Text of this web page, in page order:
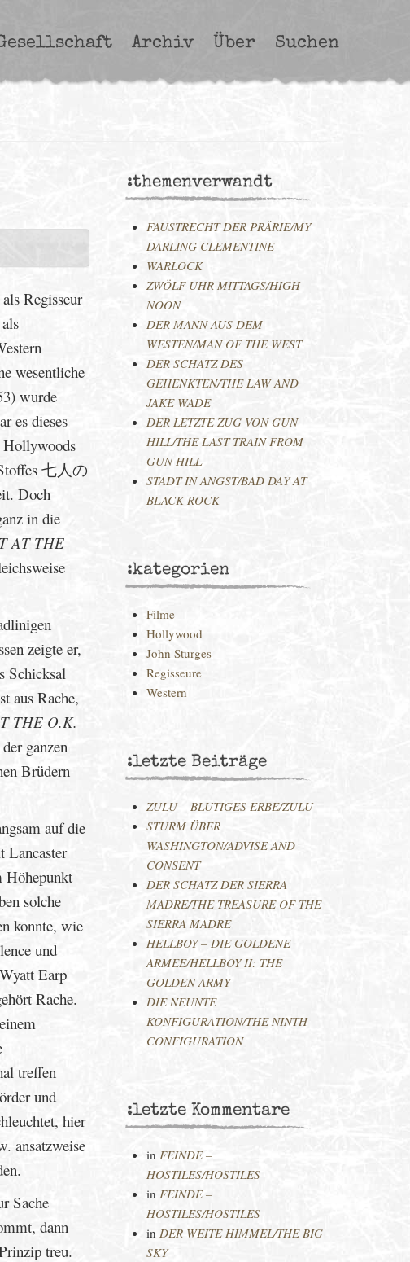
Archiv Über Suchen
Regisseur
wesentliche
wurde
es dieses
Hollywoods
七人の
Doch
in die
AT THE
zeigte er,
Schicksal
aus Rache,
THE O.K.
ganzen
Brüdern
auf die
Lancaster
Höhepunkt
solche
konnte, wie
und
Earp
Rache.
treffen
und
hier
ansatzweise
Sache
dann
treu.
:themenverwandt
FAUSTRECHT DER PRÄRIE/MY
DARLING CLEMENTINE
WARLOCK
ZWÖLF UHR MITTAGS/HIGH
NOON
DER MANN AUS DEM
WESTEN/MAN OF THE WEST
DER SCHATZ DES
GEHENKTEN/THE LAW AND
JAKE WADE
DER LETZTE ZUG VON GUN
HILL/THE LAST TRAIN FROM
GUN HILL
STADT IN ANGST/BAD DAY AT
BLACK ROCK
:kategorien
Filme
Hollywood
John Sturges
Regisseure
Western
:letzte Beiträge
ZULU – BLUTIGES ERBE/ZULU
STURM ÜBER
WASHINGTON/ADVISE AND
CONSENT
DER SCHATZ DER SIERRA
MADRE/THE TREASURE OF THE
SIERRA MADRE
HELLBOY – DIE GOLDENE
ARMEE/HELLBOY II: THE
GOLDEN ARMY
DIE NEUNTE
KONFIGURATION/THE NINTH
CONFIGURATION
:letzte Kommentare
in FEINDE –
HOSTILES/HOSTILES
in FEINDE –
HOSTILES/HOSTILES
in DER WEITE HIMMEL/THE BIG
SKY